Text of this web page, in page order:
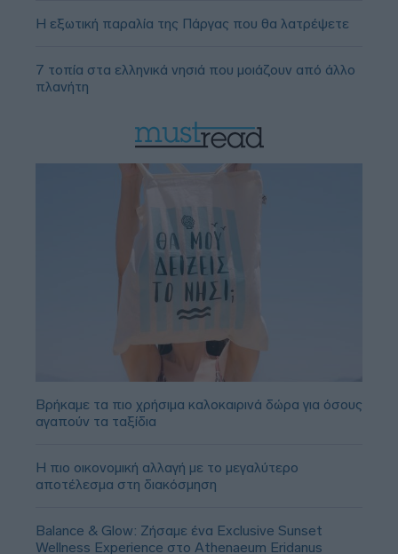
Η εξωτική παραλία της Πάργας που θα λατρέψετε
7 τοπία στα ελληνικά νησιά που μοιάζουν από άλλο
πλανήτη
Βρήκαμε τα πιο χρήσιμα καλοκαιρινά δώρα για όσους
αγαπούν τα ταξίδια
Η πιο οικονομική αλλαγή με το μεγαλύτερο
αποτέλεσμα στη διακόσμηση
Balance & Glow: Ζήσαμε ένα Exclusive Sunset
Wellness Experience στο Athenaeum Eridanus